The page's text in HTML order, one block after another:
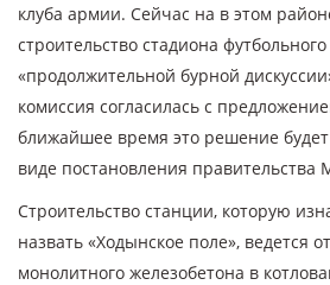
клуба армии. Сейчас на в этом
строительство стадиона
«продолжительной бурной
комиссия согласилась с
ближайшее время это решение
виде постановления правительства
Строительство станции, которую
назвать «Ходынское поле», ведется
монолитного железобетона в